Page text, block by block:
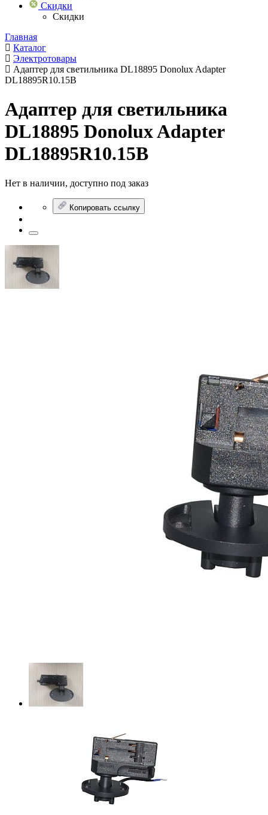
Скидки
Скидки
Главная
Каталог
Электротовары
Адаптер для светильника DL18895 Donolux Adapter
DL18895R10.15B
Адаптер для светильника
DL18895 Donolux Adapter
DL18895R10.15B
Нет в наличии, доступно под заказ
Копировать ссылку